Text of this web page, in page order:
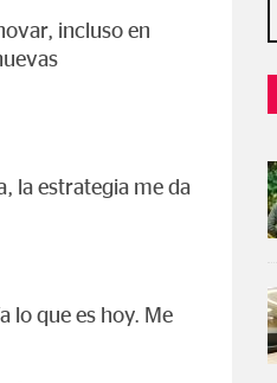
incluso en
la estrategia me da
lo que es hoy. Me